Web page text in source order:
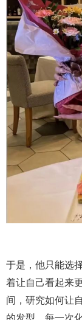
于是，他只能选
着让自己看起来
间，研究如何让
的发型。每一次